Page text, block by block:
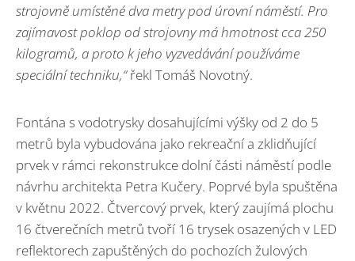
strojovně umístěné dva metry pod úrovní náměstí. Pro
zajímavost poklop od strojovny má hmotnost cca 250
kilogramů, a proto k jeho vyzvedávání používáme
speciální techniku,“řekl Tomáš Novotný.
Fontána s vodotrysky dosahujícími výšky od 2 do 5
metrů byla vybudována jako rekreační a zklidňující
prvek v rámci rekonstrukce dolní části náměstí podle
návrhu architekta Petra Kučery. Poprvé byla spuštěna
v květnu 2022. Čtvercový prvek, který zaujímá plochu
16 čtverečních metrů tvoří 16 trysek osazených v LED
reflektorech zapuštěných do pochozích žulových